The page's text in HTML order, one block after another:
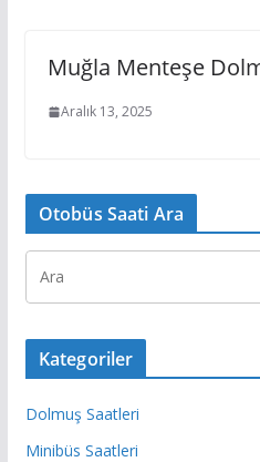
Muğla Menteşe
Aralık 13, 2025
Otobüs Saati Ara
Kategoriler
Dolmuş Saatleri
Minibüs Saatleri